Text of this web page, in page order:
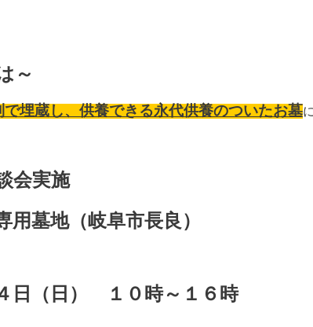
～
で埋蔵し、供養できる永代供養のついたお墓
会実施
墓地（岐阜市長良）
日（日） １０時～１６時